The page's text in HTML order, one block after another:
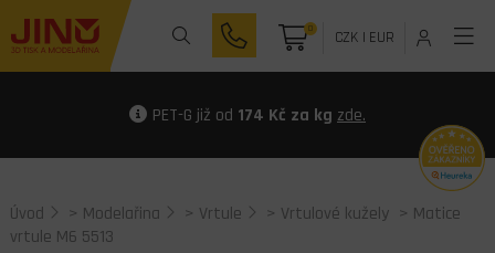
0 CZK| EUR
PET-G již od 174 Kč za kg zde.
Úvod > Modelařina > Vrtule > Vrtulové kužely > Matice
vrtule M6 5513